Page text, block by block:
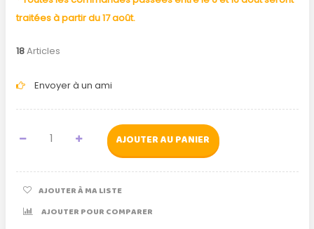
traitées à partir du 17 août.
18Articles
Envoyer à un ami
AJOUTER AU PANIER
AJOUTER À MA LISTE
AJOUTER POUR COMPARER